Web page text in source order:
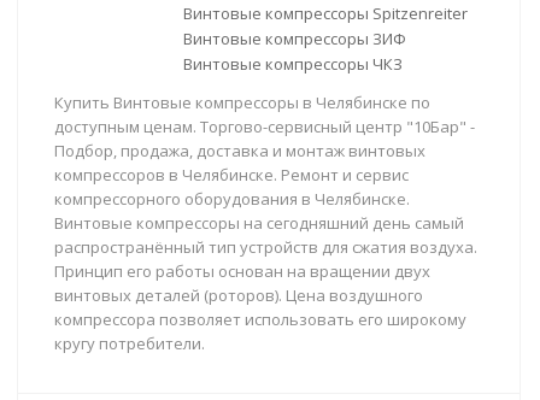
Винтовые компрессоры Spitzenreiter
Винтовые компрессоры ЗИФ
Винтовые компрессоры ЧКЗ
Купить Винтовые компрессоры в Челябинске по
доступным ценам. Торгово-сервисный центр "10Бар" -
Подбор, продажа, доставка и монтаж винтовых
компрессоров в Челябинске. Ремонт и сервис
компрессорного оборудования в Челябинске.
Винтовые компрессоры на сегодняшний день самый
распространённый тип устройств для сжатия воздуха.
Принцип его работы основан на вращении двух
винтовых деталей (роторов). Цена воздушного
компрессора позволяет использовать его широкому
кругу потребители.